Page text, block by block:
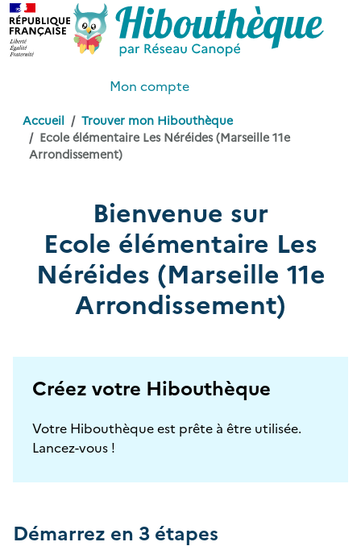
Mon compte
Accueil
Trouver mon Hibouthèque
Ecole élémentaire Les Néréides (Marseille 11e
Arrondissement)
Bienvenue sur
Ecole élémentaire Les
Néréides (Marseille 11e
Arrondissement)
Créez votre Hibouthèque
Votre Hibouthèque est prête à être utilisée.
Lancez-vous !
Démarrez en 3 étapes